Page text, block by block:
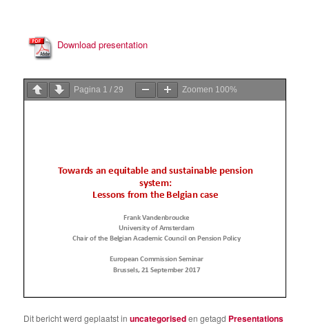
Download presentation
Pagina 1 /29 Zoomen 100%
Dit bericht werd geplaatst inuncategoriseden getagd Presentations